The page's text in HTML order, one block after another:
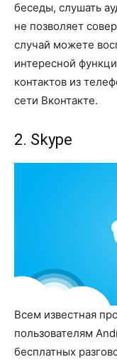
беседы, слушать
не позволяет
случай можете
интересной
контактов из
сети Вконтакте.
2. Skype
Всем известная
пользователям
бесплатных